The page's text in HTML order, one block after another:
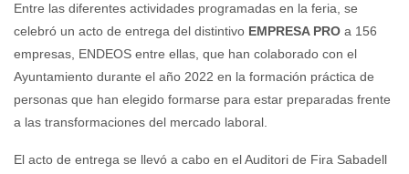
Entre las diferentes actividades programadas en la feria, se
celebró un acto de entrega del distintivo EMPRESA PRO a 156
empresas, ENDEOS entre ellas, que han colaborado con el
Ayuntamiento durante el año 2022 en la formación práctica de
personas que han elegido formarse para estar preparadas frente
a las transformaciones del mercado laboral.
El acto de entrega se llevó a cabo en el Auditori de Fira Sabadell